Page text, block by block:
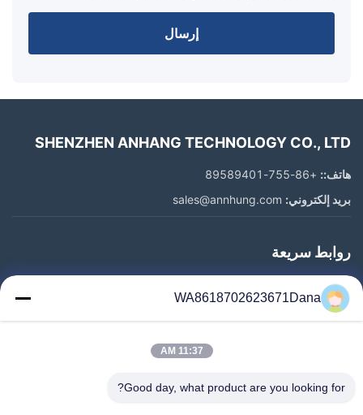
إرسال
SHENZHEN ANHANG TECHNOLOGY CO., LTD
هاتف:: +86-755-89589401
بريد إلكتروني:
روابط سريعة
المنزل
المنتجات
جولة في المعمل
WA8618702623671Dana
11:37 AM
Good day, what product are you looking for?